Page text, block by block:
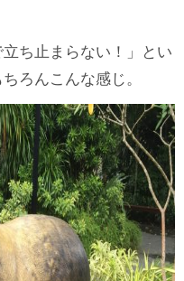
ち止まらない！」とい
ろんこんな感じ。